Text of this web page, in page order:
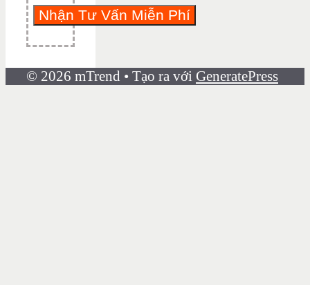
© 2026 mTrend • Tạo ra với GeneratePress